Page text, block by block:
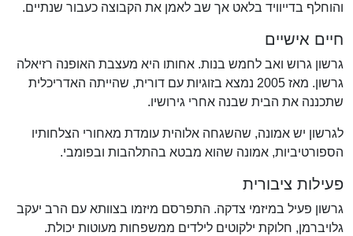
והוחלף בדייוויד בלאט אך שב לאמן את הקבוצה כעבור שנתיים.
חיים אישיים
גרשון גרוש ואב לחמש בנות. אחותו היא מעצבת האופנה רזיאלה
גרשון. מאז 2005 נמצא בזוגיות עם דורית, שהייתה האדריכלית
שתכננה את הבית שבנה אחרי גירושיו.
לגרשון יש אמונה, שהשגחה אלוהית עומדת מאחורי הצלחותיו
הספורטיביות, אמונה שהוא מבטא בהתלהבות ובפומבי.
פעילות ציבורית
גרשון פעיל במיזמי צדקה. התפרסם מיזמו בצוותא עם הרב יעקב
גלויברמן, חלוקת ילקוטים לילדים ממשפחות מעוטות יכולת.